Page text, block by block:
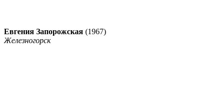
Евгения Запорожская (1967)
Железногорск